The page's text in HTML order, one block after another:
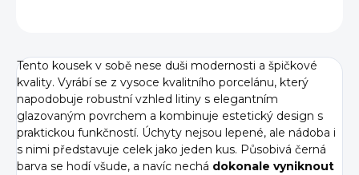
Tento kousek v sobě nese duši modernosti a špičkové
kvality. Vyrábí se z vysoce kvalitního porcelánu, který
napodobuje robustní vzhled litiny s elegantním
glazovaným povrchem a kombinuje estetický design s
praktickou funkčností. Úchyty nejsou lepené, ale nádoba i
s nimi představuje celek jako jeden kus. Působivá černá
barva se hodí všude, a navíc nechá dokonale vyniknout